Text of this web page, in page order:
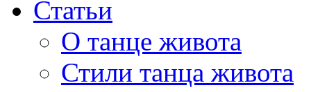
Статьи
О танце живота
Стили танца живота